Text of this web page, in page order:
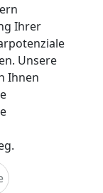
Ihrer
Unsere
Ihnen